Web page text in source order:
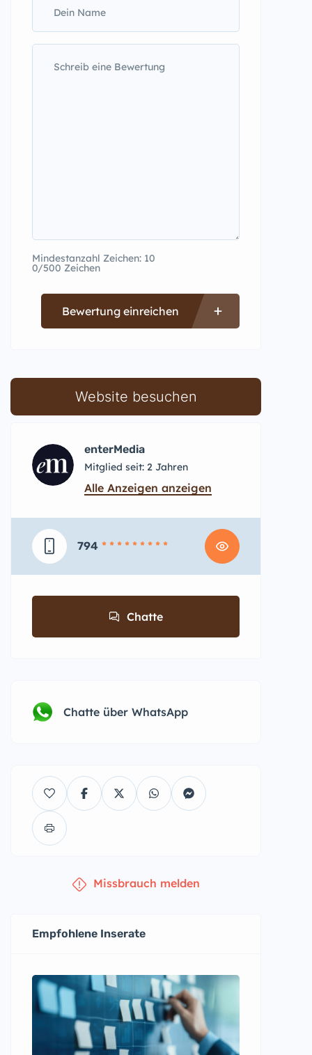
Mindestanzahl Zeichen: 10
0/500 Zeichen
Bewertung einreichen
Website besuchen
enterMedia
Mitglied seit: 2 Jahren
Alle Anzeigen anzeigen
794 * * * * * * * * *
Chatte
Chatte über WhatsApp
Missbrauch melden
Empfohlene Inserate